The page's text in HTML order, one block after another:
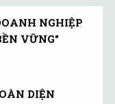
NGHIỆP
VỮNG"
DIỆN